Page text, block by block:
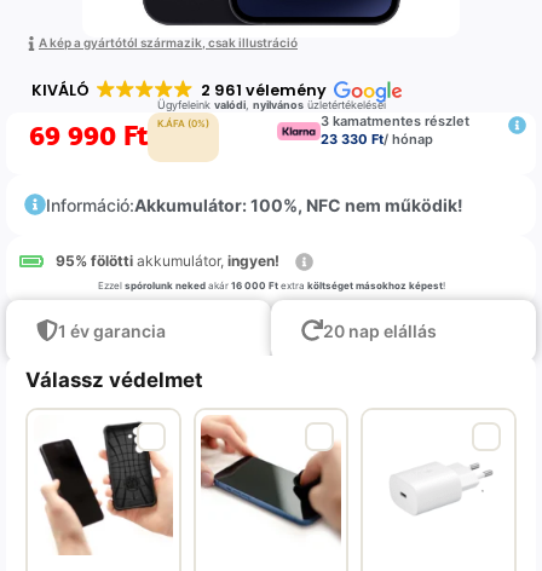
A kép a gyártótól származik, csak illustráció
KIVÁLÓ 2 961 vélemény
Ügyfeleink valódi, nyilvánosüzletértékelései
69 990 Ft K.ÁFA (0%)
3 kamatmentes részlet
23 330 Ft/ hónap
Információ:Akkumulátor: 100%, NFC nem működik!
95% fölötti akkumulátor, ingyen!
Ezzel spórolunk nekedakár 16 000 Ftextra költséget másokhoz képest!
1 év garancia 20 nap elállás
Válassz védelmet